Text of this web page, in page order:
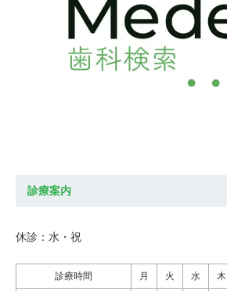
診療案内
診療時間 月 火 水 木
休診：水・祝